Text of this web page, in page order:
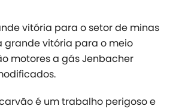
vitória para o setor de minas
grande vitória para o meio
motores a gás Jenbacher
é um trabalho perigoso e